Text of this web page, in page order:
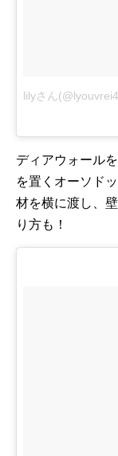
lilyさん
ディアウォール
を置くオーソド
材を横に渡し、
り方も！